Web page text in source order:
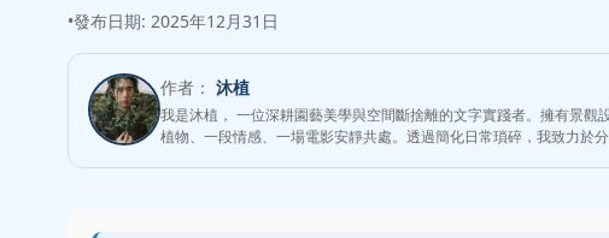
•發布日期: 2025年12月31日
作者： 沐植
我是沐植， 一位深耕園藝美學與空間斷捨離的文字實踐者。擁有景
植物、一段情感、一場電影安靜共處。透過簡化日常瑣碎，我致力於